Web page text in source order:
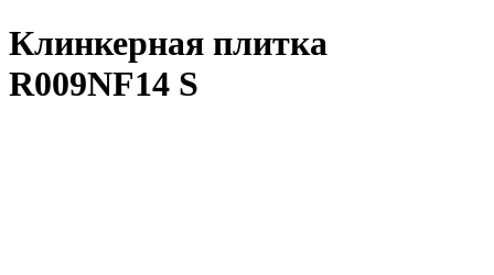
Клинкерная плитка
R009NF14 S